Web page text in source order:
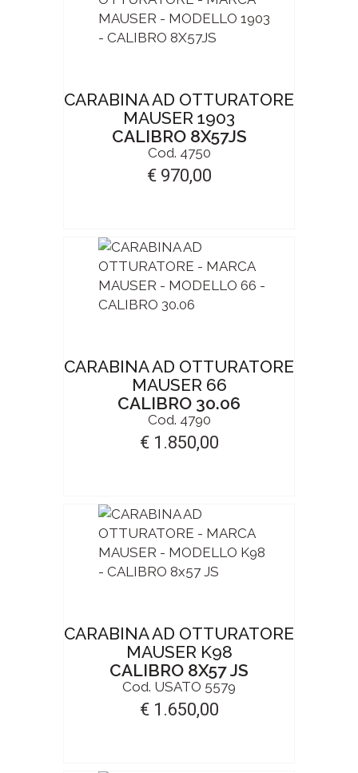
CARABINA AD OTTURATORE
MAUSER 1903
CALIBRO 8X57JS
Cod. 4750
€ 970,00
CARABINA AD OTTURATORE
MAUSER 66
CALIBRO 30.06
Cod. 4790
€ 1.850,00
CARABINA AD OTTURATORE
MAUSER K98
CALIBRO 8X57 JS
Cod. USATO 5579
€ 1.650,00